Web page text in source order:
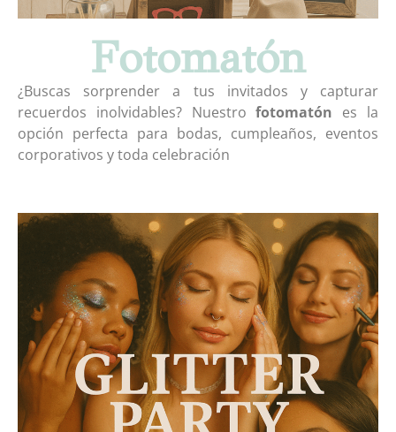
Fotomatón
¿Buscas sorprender a tus invitados y capturar
recuerdos inolvidables? Nuestrofotomatón es la
opción perfecta para bodas, cumpleaños, eventos
corporativos y toda celebración